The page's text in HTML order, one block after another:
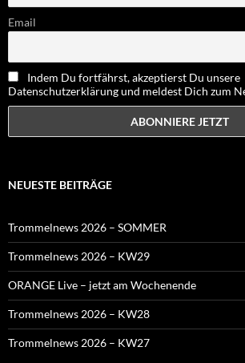
Email
Indem Du fortfährst, akzeptierst Du unsere
Datenschutzerklärung und meldest Dich zum
NEUESTE BEITRÄGE
Trommelnews 2026 – SOMMER
Trommelnews 2026 – KW29
ORANGE Live – jetzt am Wochenende
Trommelnews 2026 – KW28
Trommelnews 2026 – KW27